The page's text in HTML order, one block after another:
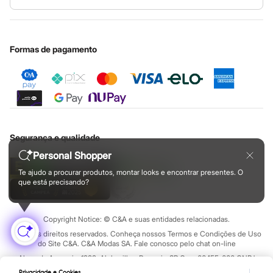
Rasteirinhas
Sandálias
Marcas
Fifteen
Miss Fifteen
Palomino
Moda íntima
Meias
Pijamas
Moda praia
Biquínis e Maiôs
Blusas de proteção
Sungas
Personagens
Bluey
Disney
Hello Kitty
Homem Aranha
Minecraft
Personal Shopper
Te ajudo a procurar produtos, montar looks e encontrar presentes. O
que está precisando?
Configuração de cookies
Cupons de desconto
Sobre o cartão presente
Nossas lojas
Central de ética
Especial Dia dos Pais
Formas de pagamento
Segurança e qualidade
Copyright Notice: © C&A e suas entidades relacionadas.
Todos os direitos reservados. Conheça nossos Termos e Condições de Uso
do Site C&A. C&A Modas SA. Fale conosco pelo chat on-line
Alameda Araguaia, 1222, Alphaville - Barueri - SP Cep: 06455-000 CNPJ